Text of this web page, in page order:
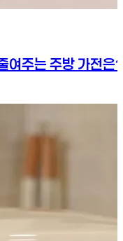
여주는 주방 가전은?